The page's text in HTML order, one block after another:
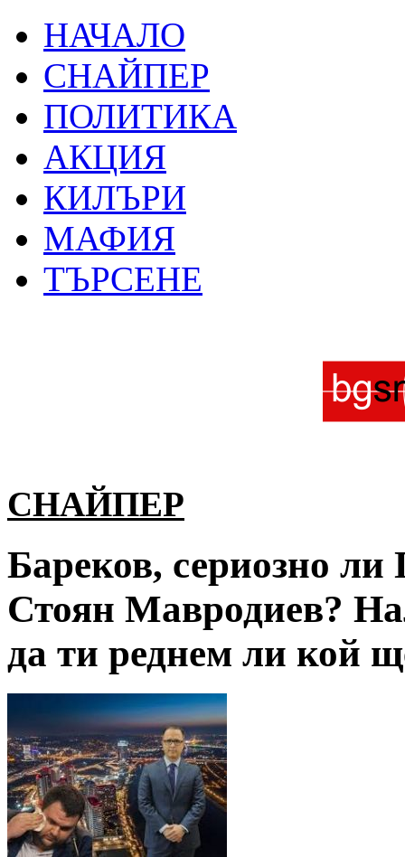
НАЧАЛО
СНАЙПЕР
ПОЛИТИКА
АКЦИЯ
КИЛЪРИ
МАФИЯ
ТЪРСЕНЕ
СНАЙПЕР
Бареков, сериозно
Стоян Мавродиев?
да ти реднем ли кой